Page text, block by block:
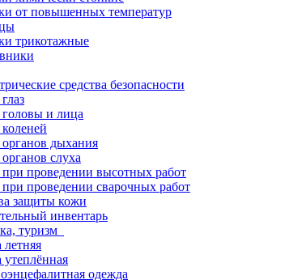
от повышенных температур
трикотажные
средства безопасности
и лица
дыхания
слуха
проведении высотных работ
проведении сварочных работ
защиты кожи
инвентарь
туризм
одежда